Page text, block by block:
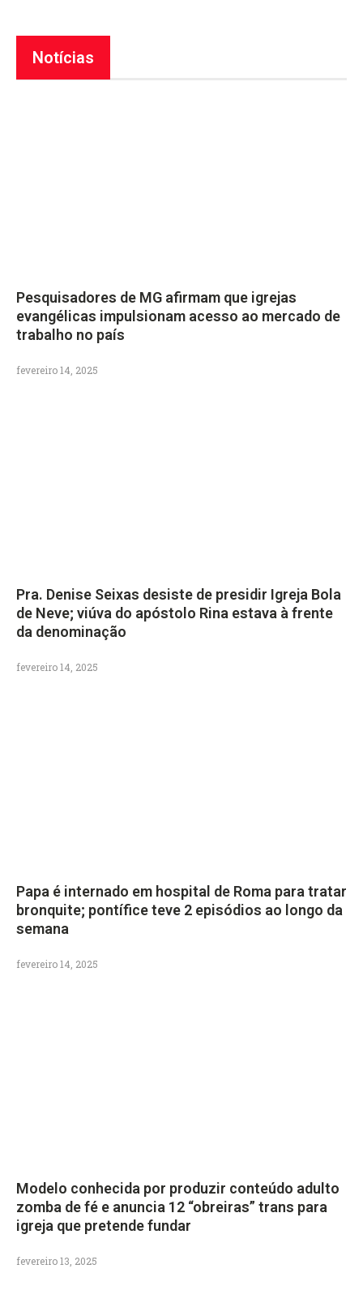
Notícias
Pesquisadores de MG afirmam que igrejas
evangélicas impulsionam acesso ao mercado de
trabalho no país
fevereiro 14, 2025
Pra. Denise Seixas desiste de presidir Igreja Bola
de Neve; viúva do apóstolo Rina estava à frente
da denominação
fevereiro 14, 2025
Papa é internado em hospital de Roma para tratar
bronquite; pontífice teve 2 episódios ao longo da
semana
fevereiro 14, 2025
Modelo conhecida por produzir conteúdo adulto
zomba de fé e anuncia 12 “obreiras” trans para
igreja que pretende fundar
fevereiro 13, 2025